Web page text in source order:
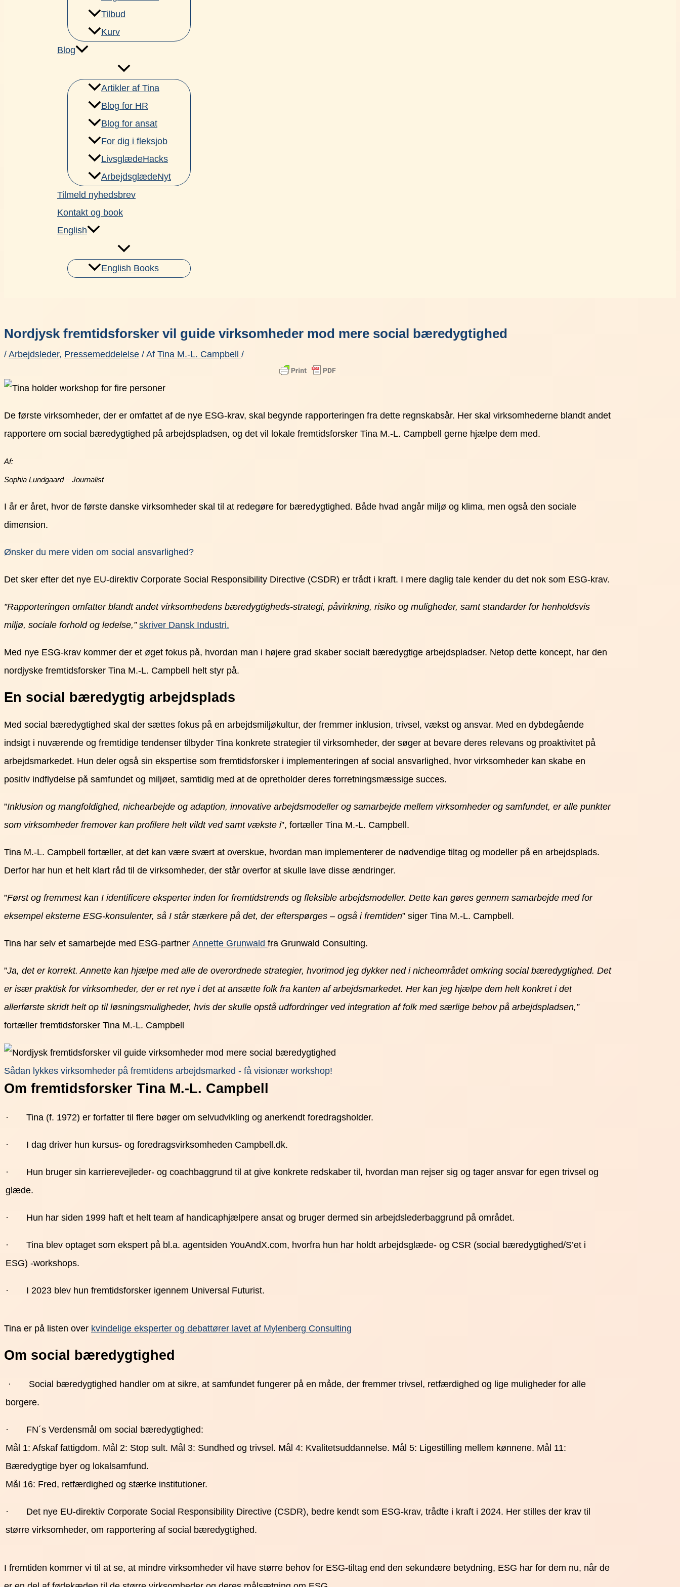
Tilbud
Kurv
Blog
Artikler af Tina
Blog for HR
Blog for ansat
For dig i fleksjob
LivsglædeHacks
ArbejdsglædeNyt
Tilmeld nyhedsbrev
Kontakt og book
English
English Books
Nordjysk fremtidsforsker vil guide virksomheder mod mere social bæredygtighed
/ Arbejdsleder, Pressemeddelelse / Af Tina M.-L. Campbell /
De første virksomheder, der er omfattet af de nye ESG-krav, skal begynde rapporteringen fra dette regnskabsår. Her skal virksomhederne blandt andet
rapportere om social bæredygtighed på arbejdspladsen, og det vil lokale fremtidsforsker Tina M.-L. Campbell gerne hjælpe dem med.
Af:
Sophia Lundgaard – Journalist
I år er året, hvor de første danske virksomheder skal til at redegøre for bæredygtighed. Både hvad angår miljø og klima, men også den sociale
dimension.
Ønsker du mere viden om social ansvarlighed?
Det sker efter det nye EU-direktiv Corporate Social Responsibility Directive (CSDR) er trådt i kraft. I mere daglig tale kender du det nok som ESG-krav.
”Rapporteringen omfatter blandt andet virksomhedens bæredygtigheds-strategi, påvirkning, risiko og muligheder, samt standarder for henholdsvis
miljø, sociale forhold og ledelse,” skriver Dansk Industri.
Med nye ESG-krav kommer der et øget fokus på, hvordan man i højere grad skaber socialt bæredygtige arbejdspladser. Netop dette koncept, har den
nordjyske fremtidsforsker Tina M.-L. Campbell helt styr på.
En social bæredygtig arbejdsplads
Med social bæredygtighed skal der sættes fokus på en arbejdsmiljøkultur, der fremmer inklusion, trivsel, vækst og ansvar. Med en dybdegående
indsigt i nuværende og fremtidige tendenser tilbyder Tina konkrete strategier til virksomheder, der søger at bevare deres relevans og proaktivitet på
arbejdsmarkedet. Hun deler også sin ekspertise som fremtidsforsker i implementeringen af social ansvarlighed, hvor virksomheder kan skabe en
positiv indflydelse på samfundet og miljøet, samtidig med at de opretholder deres forretningsmæssige succes.
”Inklusion og mangfoldighed, nichearbejde og adaption, innovative arbejdsmodeller og samarbejde mellem virksomheder og samfundet, er alle punkter
som virksomheder fremover kan profilere helt vildt ved samt vækste i”, fortæller Tina M.-L. Campbell.
Tina M.-L. Campbell fortæller, at det kan være svært at overskue, hvordan man implementerer de nødvendige tiltag og modeller på en arbejdsplads.
Derfor har hun et helt klart råd til de virksomheder, der står overfor at skulle lave disse ændringer.
”Først og fremmest kan I identificere eksperter inden for fremtidstrends og fleksible arbejdsmodeller. Dette kan gøres gennem samarbejde med for
eksempel eksterne ESG-konsulenter, så I står stærkere på det, der efterspørges – også i fremtiden” siger Tina M.-L. Campbell.
Tina har selv et samarbejde med ESG-partner Annette Grunwald fra Grunwald Consulting.
”Ja, det er korrekt. Annette kan hjælpe med alle de overordnede strategier, hvorimod jeg dykker ned i nicheområdet omkring social bæredygtighed. Det
er især praktisk for virksomheder, der er ret nye i det at ansætte folk fra kanten af arbejdsmarkedet. Her kan jeg hjælpe dem helt konkret i det
allerførste skridt helt op til løsningsmuligheder, hvis der skulle opstå udfordringer ved integration af folk med særlige behov på arbejdspladsen,”
fortæller fremtidsforsker Tina M.-L. Campbell
Sådan lykkes virksomheder på fremtidens arbejdsmarked - få visionær workshop!
Om fremtidsforsker Tina M.-L. Campbell
· Tina (f. 1972) er forfatter til flere bøger om selvudvikling og anerkendt foredragsholder.
· I dag driver hun kursus- og foredragsvirksomheden Campbell.dk.
· Hun bruger sin karrierevejleder- og coachbaggrund til at give konkrete redskaber til, hvordan man rejser sig og tager ansvar for egen trivsel og
glæde.
· Hun har siden 1999 haft et helt team af handicaphjælpere ansat og bruger dermed sin arbejdslederbaggrund på området.
· Tina blev optaget som ekspert på bl.a. agentsiden YouAndX.com, hvorfra hun har holdt arbejdsglæde- og CSR (social bæredygtighed/S’et i
ESG) -workshops.
· I 2023 blev hun fremtidsforsker igennem Universal Futurist.
Tina er på listen over kvindelige eksperter og debattører lavet af Mylenberg Consulting
Om social bæredygtighed
· Social bæredygtighed handler om at sikre, at samfundet fungerer på en måde, der fremmer trivsel, retfærdighed og lige muligheder for alle
borgere.
· FN´s Verdensmål om social bæredygtighed:
Mål 1: Afskaf fattigdom. Mål 2: Stop sult. Mål 3: Sundhed og trivsel. Mål 4: Kvalitetsuddannelse. Mål 5: Ligestilling mellem kønnene. Mål 11:
Bæredygtige byer og lokalsamfund.
Mål 16: Fred, retfærdighed og stærke institutioner.
· Det nye EU-direktiv Corporate Social Responsibility Directive (CSDR), bedre kendt som ESG-krav, trådte i kraft i 2024. Her stilles der krav til
større virksomheder, om rapportering af social bæredygtighed.
I fremtiden kommer vi til at se, at mindre virksomheder vil have større behov for ESG-tiltag end den sekundære betydning, ESG har for dem nu, når de